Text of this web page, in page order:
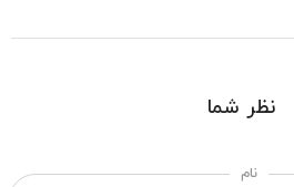
نظر شما
نام